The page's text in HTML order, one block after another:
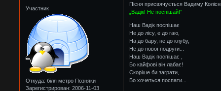
Участник
Откуда: біля метро Позняки
Зарегистрирован: 2006-11-03
Пісня присвячується Вадиму
„Вадік! Не поспішай!”
Наш Вадік поспішає
Не до лісу, е до гаю,
На до бару, не до клубу,
Не до нової подруги...
Наш Вадік поспішає ,
Бо кайфові він лабає!
Скоріше би заграти,
Бо хочеться поспати...